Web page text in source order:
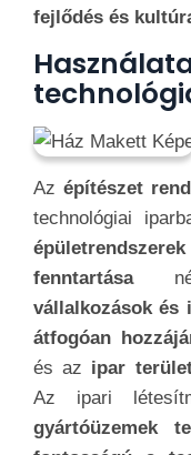
fejlődés és
Az építészet
technológiai
fenntartása
vállalkozások és
átfogóan
és az ipar
Az ipari
gyártóüzemek